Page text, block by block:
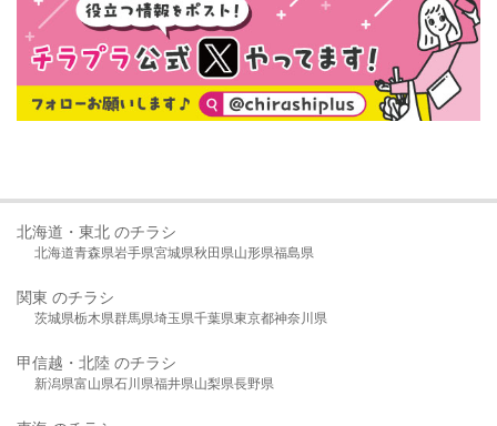
北海道・東北 のチラシ
北海道青森県岩手県宮城県秋田県山形県福島県
関東 のチラシ
茨城県栃木県群馬県埼玉県千葉県東京都神奈川県
甲信越・北陸 のチラシ
新潟県富山県石川県福井県山梨県長野県